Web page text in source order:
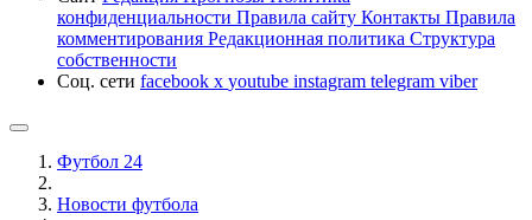
конфиденциальности Правила сайту Контакты Правила
комментирования Редакционная политика Структура
собственности
Соц. сети facebook x youtube instagram telegram viber
Футбол 24
Новости футбола